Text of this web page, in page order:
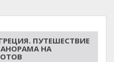
ПУТЕШЕСТВИЕ
НА